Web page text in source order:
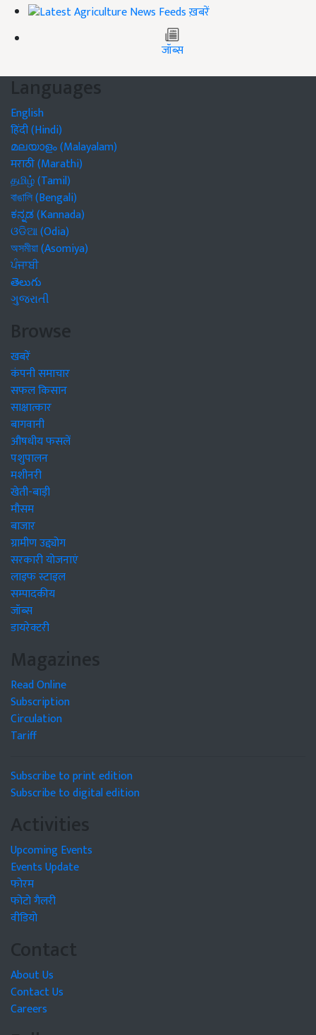
ख़बरें
जॉब्स
Languages
English
हिंदी (Hindi)
മലയാളം (Malayalam)
मराठी (Marathi)
தமிழ் (Tamil)
বাঙালি (Bengali)
ಕನ್ನಡ (Kannada)
ଓଡିଆ (Odia)
অসমীয়া (Asomiya)
ਪੰਜਾਬੀ
తెలుగు
ગુજરાતી
Browse
खबरें
कंपनी समाचार
सफल किसान
साक्षात्कार
बागवानी
औषधीय फसलें
पशुपालन
मशीनरी
खेती-बाड़ी
मौसम
बाजार
ग्रामीण उद्द्योग
सरकारी योजनाएं
लाइफ स्टाइल
सम्पादकीय
जॉब्स
डायरेक्टरी
Magazines
Read Online
Subscription
Circulation
Tariff
Subscribe to print edition
Subscribe to digital edition
Activities
Upcoming Events
Events Update
फोरम
फोटो गैलरी
वीडियो
Contact
About Us
Contact Us
Careers